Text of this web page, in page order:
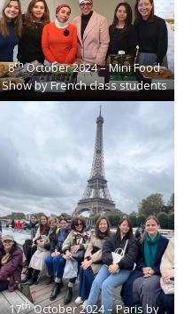
8thOctober 2024 – Mini Food
Show by French class students
17thOctober 2024 – Paris by